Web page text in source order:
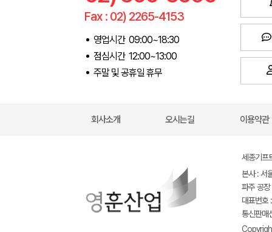
Fax : 02) 2265-4153
영업시간 09:00~18:30
점심시간 12:00~13:00
주말 및 공휴일 휴무
회사소개 오시는길 이용약관
세종기
본사 : 서
파주 공
대표번
통신판